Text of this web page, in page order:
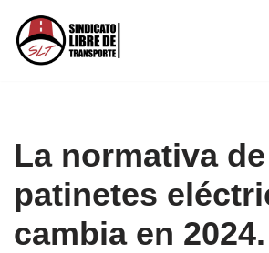
Saltar
La normativa
patinetes
cambia en 2024.